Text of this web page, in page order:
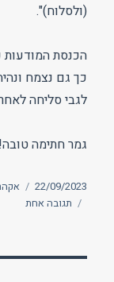
(ולסלוח)".
הכנסת
כך גם נצמח
לגבי סליחה
גמר חתימה טובה!
פורסם
בתאריך
22/09/2023
תגובה אחתעל